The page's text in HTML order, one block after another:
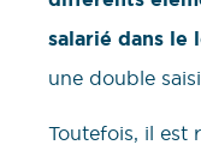
salarié dans le
une double
Toutefois, il est